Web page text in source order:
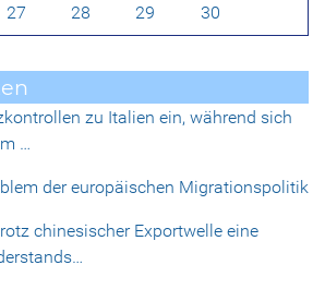
27 28 29 30
zu Italien ein, während sich
…
der europäischen Migrationspolitik
chinesischer Exportwelle eine